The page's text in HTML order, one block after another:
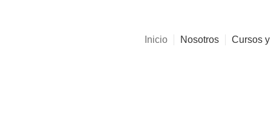
Inicio Nosotros Cursos